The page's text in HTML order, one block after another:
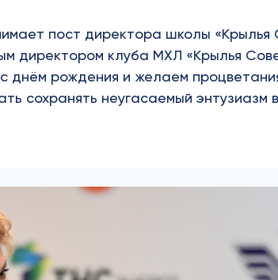
пост директора школы «Крылья
директором клуба МХЛ «Крылья
днём рождения и желаем
сохранять неугасаемый энтузиазм